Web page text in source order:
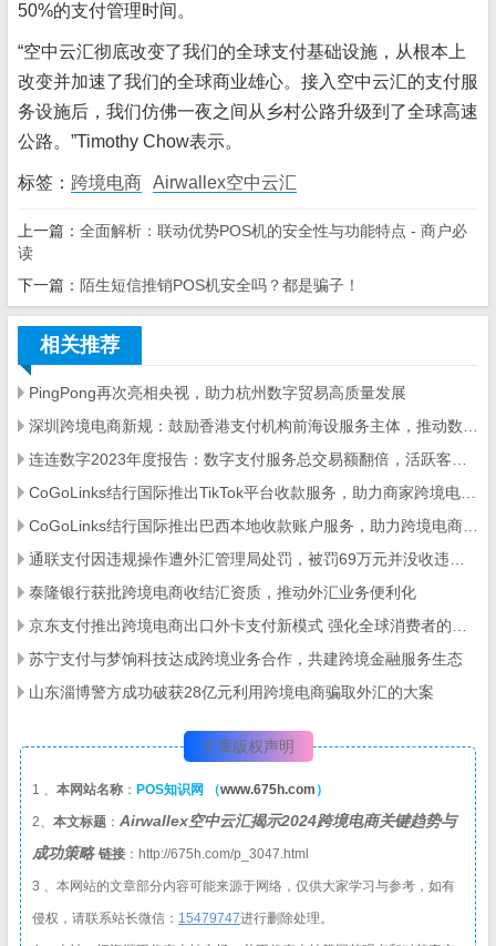
50%的支付管理时间。
“空中云汇彻底改变了我们的全球支付基础设施，从根本上
改变并加速了我们的全球商业雄心。接入空中云汇的支付服
务设施后，我们仿佛一夜之间从乡村公路升级到了全球高速
公路。”Timothy Chow表示。
标签： 跨境电商 Airwallex空中云汇
上一篇： 全面解析：联动优势POS机的安全性与功能特点 - 商户必
读
下一篇： 陌生短信推销POS机安全吗？都是骗子！
相关推荐
PingPong再次亮相央视，助力杭州数字贸易高质量发展
泰隆银行获批跨境电商收结汇资质，推动外汇业务便利化
苏宁支付与梦饷科技达成跨境业务合作，共建跨境金融服务生态
山东淄博警方成功破获28亿元利用跨境电商骗取外汇的大案
文章版权声明
1 、 本网站名称 ： POS知识网 （www.675h.com ）
2、 本文标题 ： Airwallex空中云汇揭示2024跨境电商关键趋势与
成功策略 链接 ：http://675h.com/p_3047.html
3 、本网站的文章部分内容可能来源于网络，仅供大家学习与参考，如有
侵权，请联系站长微信： 15479747进行删除处理。